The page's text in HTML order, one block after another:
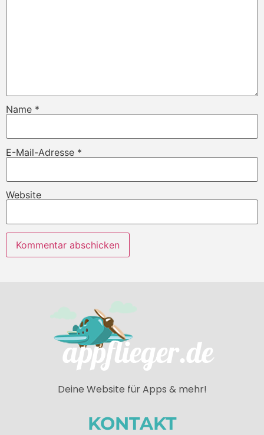
Name *
E-Mail-Adresse *
Website
Deine Website für Apps & mehr!
KONTAKT